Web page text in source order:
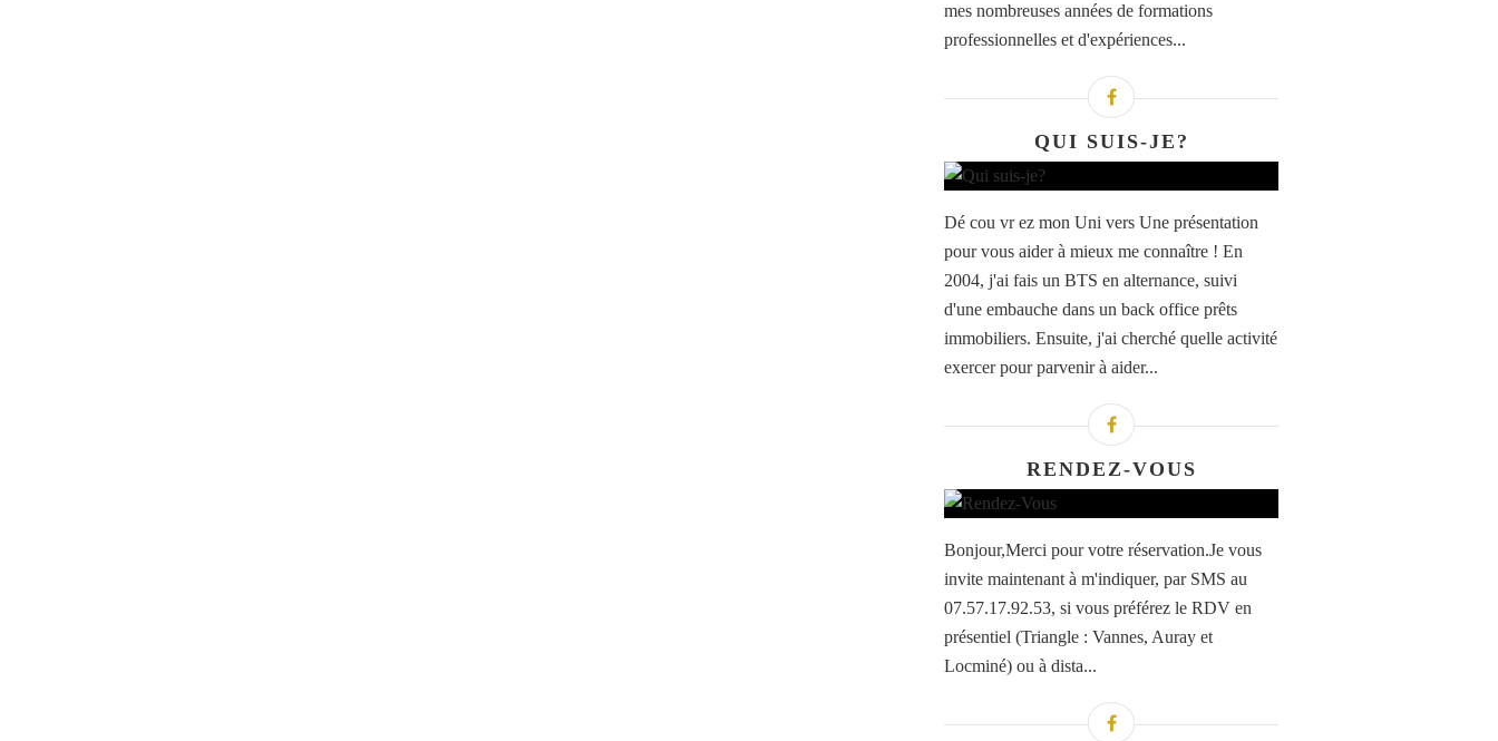
mes nombreuses années de formations
professionnelles et d'expériences...
QUI SUIS-JE?
Dé cou vr ez mon Uni vers Une présentation
pour vous aider à mieux me connaître ! En
2004, j'ai fais un BTS en alternance, suivi
d'une embauche dans un back office prêts
immobiliers. Ensuite, j'ai cherché quelle activité
exercer pour parvenir à aider...
RENDEZ-VOUS
Bonjour,Merci pour votre réservation.Je vous
invite maintenant à m'indiquer, par SMS au
07.57.17.92.53, si vous préférez le RDV en
présentiel (Triangle : Vannes, Auray et
Locminé) ou à dista...